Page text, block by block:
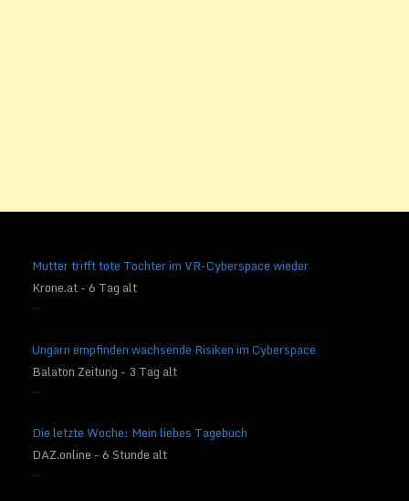
Mutter trifft tote Tochter im VR-Cyberspace wieder
Krone.at - 6 Tag alt
...
Ungarn empfinden wachsende Risiken im Cyberspace
Balaton Zeitung - 3 Tag alt
...
Die letzte Woche: Mein liebes Tagebuch
DAZ.online - 6 Stunde alt
...